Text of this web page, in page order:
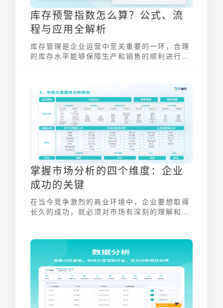
库存预警指数怎么算？公式、流
程与应用全解析
库存管理是企业运营中至关重要的一环，合理
的库存水平能够保障生产和销售的顺利进行，
够帮助企业实时监控库存状态，提前预警潜在
的缺货或积压风险，从而优化库存管理策略。
本文将深入解析库存预警指数怎么算的公式、
流程以及在实际中的应用，助力企业实现精益
化库存管理。
掌握市场分析的四个维度：企业
成功的关键
在当今竞争激烈的商业环境中，企业要想取得
长久的成功，就必须对市场有深刻的理解和精
场分析的四个维度，企业才能更好地制定战略
决策，优化资源配置，从而在市场中脱颖而